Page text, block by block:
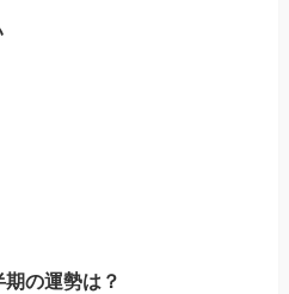
の運勢は？